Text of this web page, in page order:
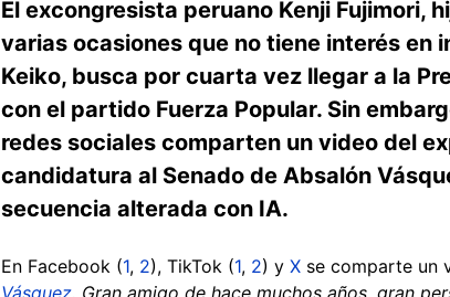
El excongresista peruano Kenji Fujimori,
varias ocasiones que no tiene interés en
Keiko, busca por cuarta vez llegar a la
con el partido Fuerza Popular. Sin
redes sociales comparten un video del
candidatura al Senado de Absalón
secuencia alterada con IA.
En Facebook (1, 2), TikTok (1, 2) y X se comparte un
Vásquez. Gran amigo de hace muchos años, gran